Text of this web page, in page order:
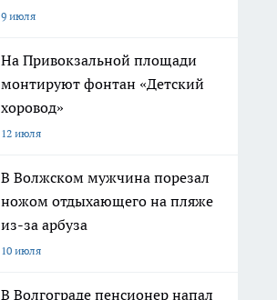
9 июля
На Привокзальной площади
монтируют фонтан «Детский
хоровод»
12 июля
В Волжском мужчина порезал
ножом отдыхающего на пляже
из-за арбуза
10 июля
В Волгограде пенсионер напал